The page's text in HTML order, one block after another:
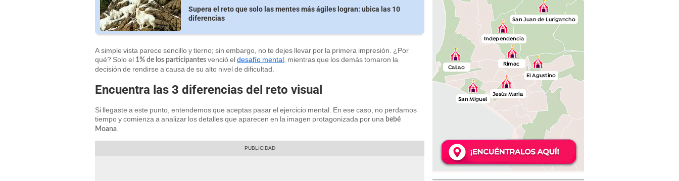
Supera el reto que solo las mentes más ágiles logran: ubica las 10
diferencias
A simple vista parece sencillo y tierno; sin embargo, no te dejes llevar por la primera impresión. ¿Por
qué? Solo el 1% de los participantes venció eldesafío mental , mientras que los demás tomaron la
decisión de rendirse a causa de su alto nivel de dificultad.
Encuentra las 3 diferencias del reto visual
Si llegaste a este punto, entendemos que aceptas pasar el ejercicio mental. En ese caso, no perdamos
tiempo y comienza a analizar los detalles que aparecen en la imagen protagonizada por una bebé
Moana.